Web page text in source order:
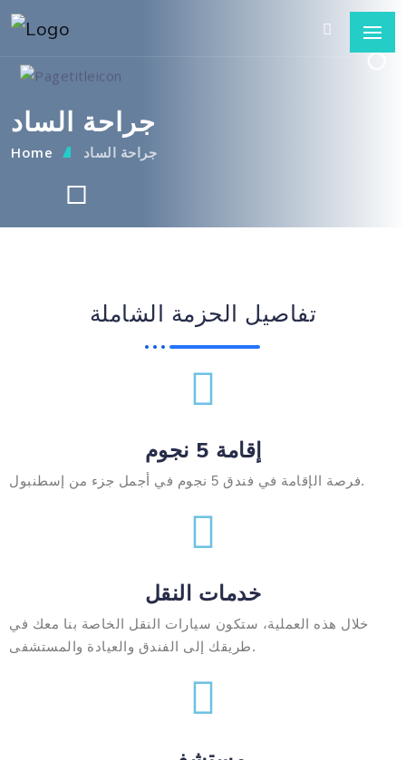
جراحة الساد
Home جراحة الساد
تفاصيل الحزمة الشاملة
إقامة 5 نجوم
فرصة الإقامة في فندق 5 نجوم في أجمل جزء من إسطنبول.
خدمات النقل
خلال هذه العملية، ستكون سيارات النقل الخاصة بنا معك في
طريقك إلى الفندق والعيادة والمستشفى.